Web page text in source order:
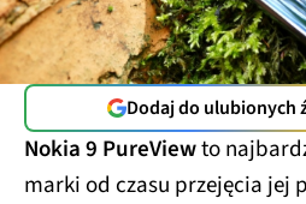
Dodaj do ulubionych
Nokia 9 PureViewto
marki od czasu przejęcia jej